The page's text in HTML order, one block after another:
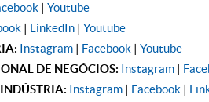
| Youtube
| LinkedIn | Youtube
Instagram | Facebook | Youtube
DE NEGÓCIOS: Instagram |
Instagram | Facebook |